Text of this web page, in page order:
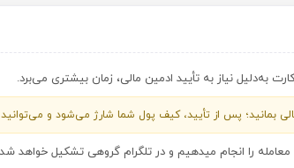
به‌دلیل نیاز به تأیید ادمین مالی، زمان بیشتری می‌برد.
مالی بمانید؛ پس از تأیید، کیف پول شما شارژ می‌شود و
را انجام میدهیم و در تلگرام گروهی تشکیل